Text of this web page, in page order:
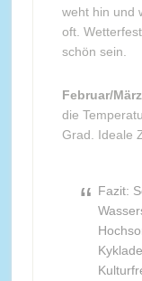
weht hin und
oft.
schön sein.
Februar/März
die
Grad. Ideale
Fazit: